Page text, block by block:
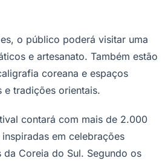
o público poderá visitar uma
e artesanato. Também estão
coreana e espaços
e tradições orientais.
contará com mais de 2.000
em celebrações
da Coreia do Sul. Segundo os